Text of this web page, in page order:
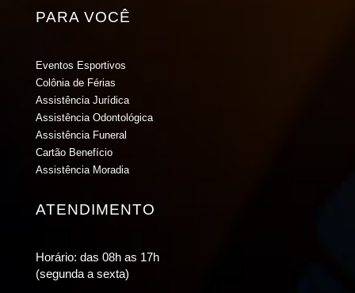
PARA VOCÊ
Eventos Esportivos
Colônia de Férias
Assistência Jurídica
Assistência Odontológica
Assistência Funeral
Cartão Benefício
Assistência Moradia
ATENDIMENTO
Horário: das 08h as 17h
(segunda a sexta)